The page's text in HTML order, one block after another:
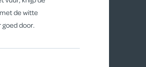
de witte
door.